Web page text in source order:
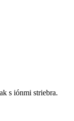
s iónmi striebra.